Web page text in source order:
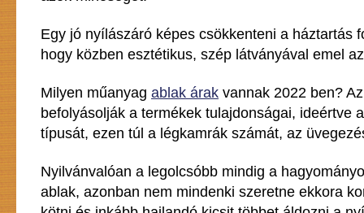
Egy jó nyílászáró képes csökkenteni a háztartás
hogy közben esztétikus, szép látványával emel
Milyen műanyag ablak árak vannak 2022 ben?
befolyásolják a termékek tulajdonságai, ideértve
típusát, ezen túl a légkamrák számát, az
Nyilvánvalóan a legolcsóbb mindig a
ablak, azonban nem mindenki szeretne ekkora